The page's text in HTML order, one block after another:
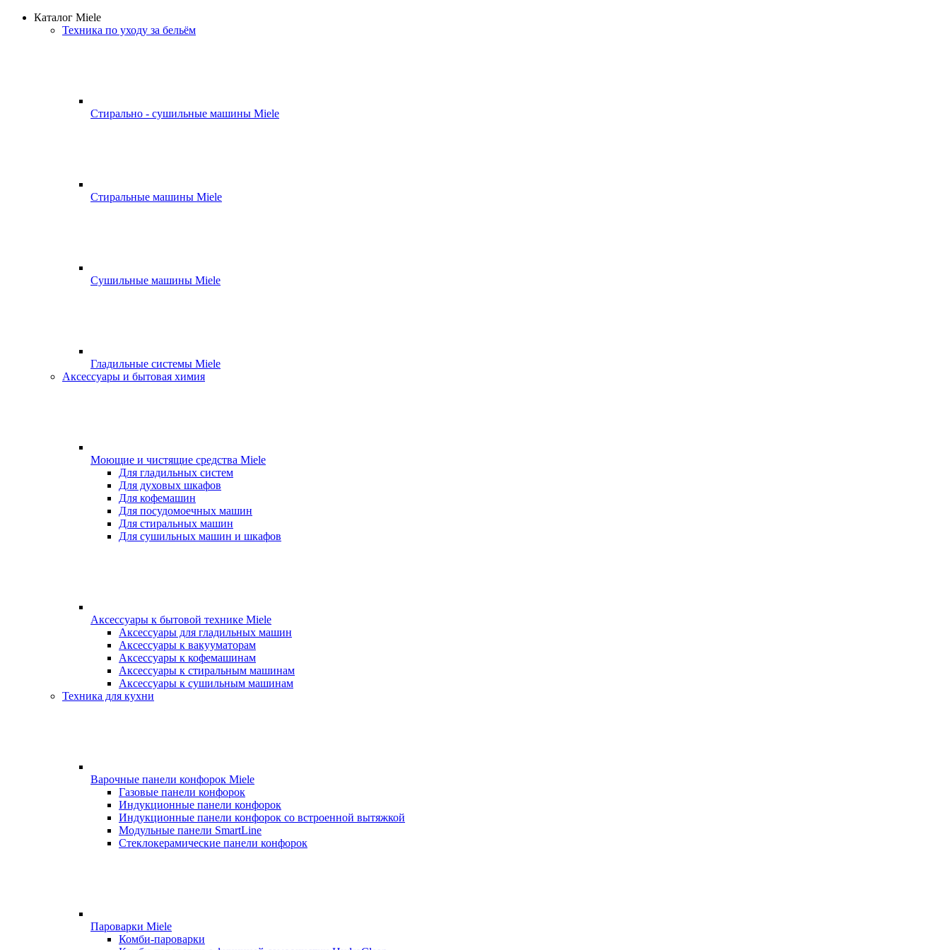
Каталог Miele
Техника по уходу за бельём
Стирально - сушильные машины Miele
Стиральные машины Miele
Сушильные машины Miele
Гладильные системы Miele
Аксессуары и бытовая химия
Моющие и чистящие средства Miele
Для гладильных систем
Для духовых шкафов
Для кофемашин
Для посудомоечных машин
Для стиральных машин
Для сушильных машин и шкафов
Аксессуары к бытовой технике Miele
Аксессуары для гладильных машин
Аксессуары к вакууматорам
Аксессуары к кофемашинам
Аксессуары к стиральным машинам
Аксессуары к сушильным машинам
Техника для кухни
Варочные панели конфорок Miele
Газовые панели конфорок
Индукционные панели конфорок
Индукционные панели конфорок со встроенной вытяжкой
Модульные панели SmartLine
Стеклокерамические панели конфорок
Пароварки Miele
Комби-пароварки